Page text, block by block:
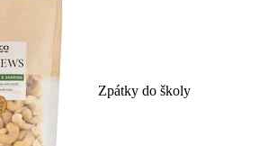
Zpátky do školy